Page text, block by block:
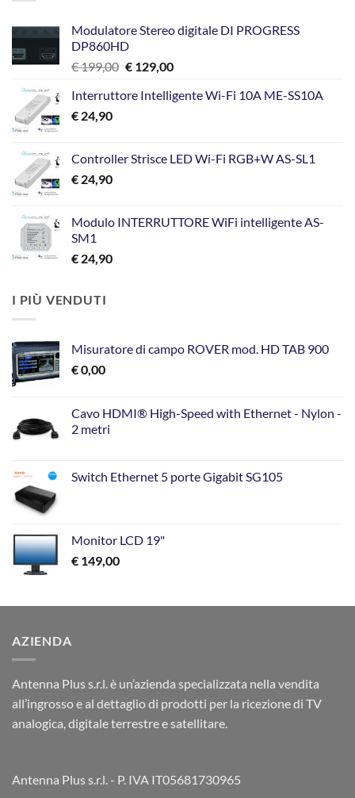
Modulatore Stereo digitale DI PROGRESS
DP860HD
€199,00 Il
originale
€129,00Il
attuale
Interruttore Intelligente Wi-Fi 10A ME-SS10A
€ 24,90
Controller Strisce LED Wi-Fi RGB+W AS-SL1
€ 24,90
Modulo INTERRUTTORE WiFi intelligente AS-
SM1
€ 24,90
I PIÙ VENDUTI
Misuratore di campo ROVER mod. HD TAB 900
€0,00
Cavo HDMI® High-Speed with Ethernet - Nylon -
2 metri
Switch Ethernet 5 porte Gigabit SG105
Monitor LCD 19"
€ 149,00
AZIENDA
Antenna Plus s.r.l. è un’azienda specializzata nella vendita
all’ingrosso e al dettaglio di prodotti per la ricezione di TV
analogica, digitale terrestre e satellitare.
Antenna Plus s.r.l. - P. IVA IT05681730965